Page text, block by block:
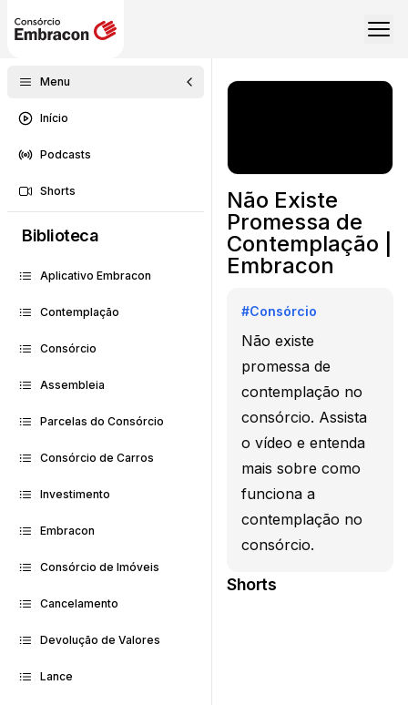
Menu
Início
Podcasts
Shorts
Biblioteca
Aplicativo Embracon
Contemplação
Consórcio
Assembleia
Parcelas do Consórcio
Consórcio de Carros
Investimento
Embracon
Consórcio de Imóveis
Cancelamento
Devolução de Valores
Lance
Não Existe
Promessa de
Contemplação |
Embracon
#Consórcio
Não existe
promessa de
contemplação no
consórcio. Assista
o vídeo e entenda
mais sobre como
funciona a
contemplação no
consórcio.
Shorts